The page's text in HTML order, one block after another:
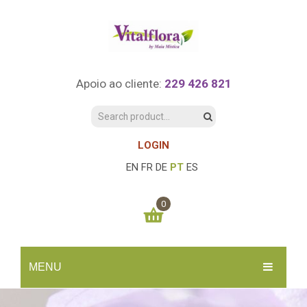
Apoio ao cliente: 229 426 821
LOGIN
EN FR DE PT ES
MENU
0
You have no items in your shopping cart
SUBTOTAL: 0.00€